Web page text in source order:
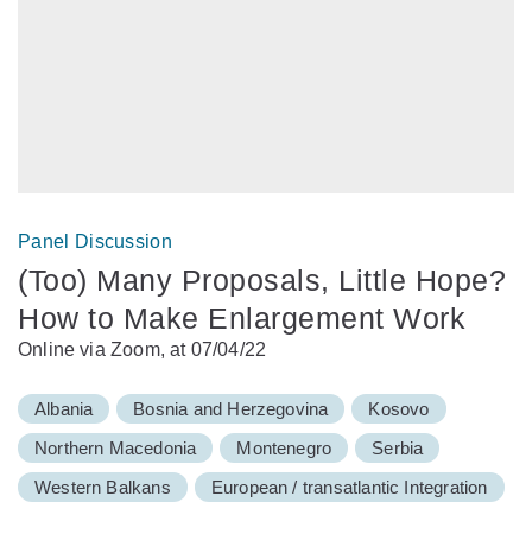
Panel Discussion
(Too) Many Proposals, Little Hope?
How to Make Enlargement Work
Online via Zoom, at 07/04/22
Albania Bosnia and Herzegovina
Kosovo
Northern Macedonia
Montenegro
Serbia
Western Balkans
European / transatlantic Integration